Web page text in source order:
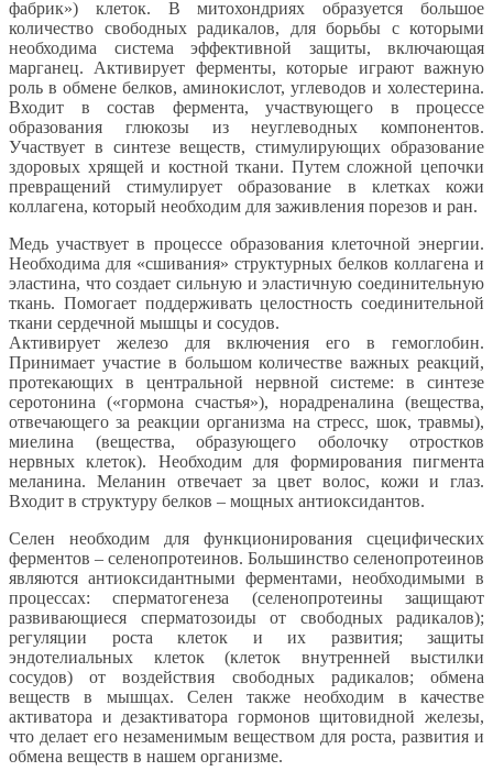
фабрик») клеток. В митохондриях образуется большое
количество свободных радикалов, для борьбы с которыми
необходима система эффективной защиты, включающая
марганец. Активирует ферменты, которые играют важную
роль в обмене белков, аминокислот, углеводов и холестерина.
Входит в состав фермента, участвующего в процессе
образования глюкозы из неуглеводных компонентов.
Участвует в синтезе веществ, стимулирующих образование
здоровых хрящей и костной ткани. Путем сложной цепочки
превращений стимулирует образование в клетках кожи
коллагена, который необходим для заживления порезов и ран.
Медь участвует в процессе образования клеточной энергии.
Необходима для «сшивания» структурных белков коллагена и
эластина, что создает сильную и эластичную соединительную
ткань. Помогает поддерживать целостность соединительной
ткани сердечной мышцы и сосудов.
Активирует железо для включения его в гемоглобин.
Принимает участие в большом количестве важных реакций,
протекающих в центральной нервной системе: в синтезе
серотонина («гормона счастья»), норадреналина (вещества,
отвечающего за реакции организма на стресс, шок, травмы),
миелина (вещества, образующего оболочку отростков
нервных клеток). Необходим для формирования пигмента
меланина. Меланин отвечает за цвет волос, кожи и глаз.
Входит в структуру белков – мощных антиоксидантов.
Селен необходим для функционирования сцецифических
ферментов – селенопротеинов. Большинство селенопротеинов
являются антиоксидантными ферментами, необходимыми в
процессах: сперматогенеза (селенопротеины защищают
развивающиеся сперматозоиды от свободных радикалов);
регуляции роста клеток и их развития; защиты
эндотелиальных клеток (клеток внутренней выстилки
сосудов) от воздействия свободных радикалов; обмена
веществ в мышцах. Селен также необходим в качестве
активатора и дезактиватора гормонов щитовидной железы,
что делает его незаменимым веществом для роста, развития и
обмена веществ в нашем организме.